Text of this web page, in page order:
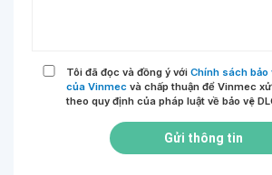
Tôi đã đọc và đồng ý với Chính sách
của Vinmec và chấp thuận để Vinmec
theo quy định của pháp luật về bảo vệ
Gửi thông tin